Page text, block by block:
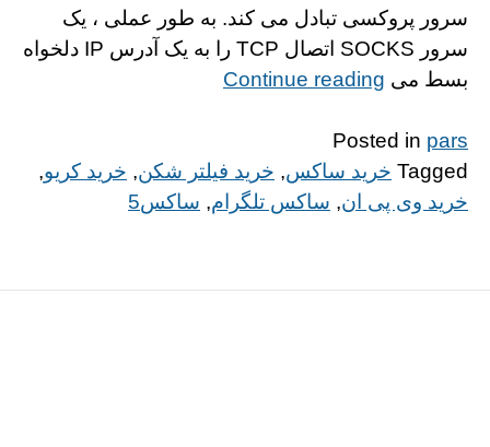
سرور پروکسی تبادل می کند. به طور عملی ، یک
سرور SOCKS اتصال TCP را به یک آدرس IP دلخواه
بسط می Continue reading
Posted in pars
Tagged خرید ساکس, خرید فیلتر شکن, خرید کریو,
خرید وی پی ان, ساکس تلگرام, ساکس5